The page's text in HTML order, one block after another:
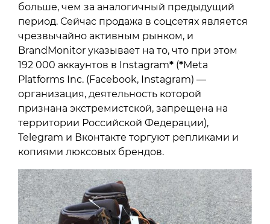
больше, чем за аналогичный предыдущий
период. Сейчас продажа в соцсетях является
чрезвычайно активным рынком, и
BrandMonitor указывает на то, что при этом
192 000 аккаунтов в Instagram* (*Meta
Platforms Inc. (Facebook, Instagram) —
организация, деятельность которой
признана экстремистской, запрещена на
территории Российской Федерации),
Telegram и Вконтакте торгуют репликами и
копиями люксовых брендов.